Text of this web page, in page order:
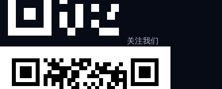
关注我们